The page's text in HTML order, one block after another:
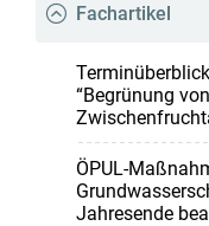
Fachartikel
“Begrünung
ÖPUL-
Jahresende